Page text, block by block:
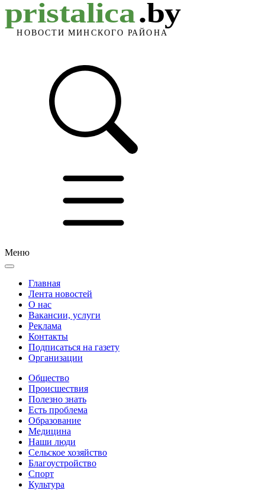
Меню
Главная
Лента новостей
О нас
Вакансии, услуги
Реклама
Контакты
Подписаться на газету
Организации
Общество
Происшествия
Полезно знать
Есть проблема
Образование
Медицина
Наши люди
Сельское хозяйство
Благоустройство
Спорт
Культура